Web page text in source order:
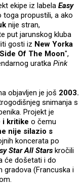
ekipe iz labela Easy
propustili, a ako
nije stran,
put jarunskog kluba
gosti iz New Yorka
Of The Moon",
uratka Pink
objavljen je još 2003.
snimanja s
Projekt je
i kritike o čemu
nije silazio s
koncerata po
Star All Stars kročili
će došetati i do
gradova (Francuska i